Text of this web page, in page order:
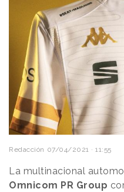
Redacción 07/04/2021 · 11:55
La multinacional
Omnicom PR Group